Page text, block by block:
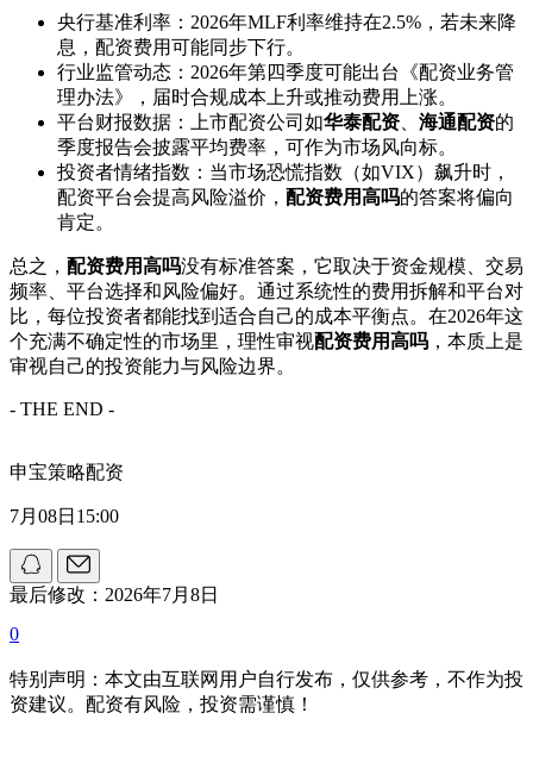
央行基准利率：2026年MLF利率维持在2.5%，若未来降
息，配资费用可能同步下行。
行业监管动态：2026年第四季度可能出台《配资业务管
理办法》，届时合规成本上升或推动费用上涨。
平台财报数据：上市配资公司如华泰配资 海通配资的
季度报告会披露平均费率，可作为市场风向标。
投资者情绪指数：当市场恐慌指数（如VIX）飙升时，
配资平台会提高风险溢价， 配资费用高吗的答案将偏向
肯定。
总之， 配资费用高吗没有标准答案，它取决于资金规模、交易
频率、平台选择和风险偏好。通过系统性的费用拆解和平台对
比，每位投资者都能找到适合自己的成本平衡点。在2026年这
个充满不确定性的市场里，理性审视配资费用高吗 ，本质上是
审视自己的投资能力与风险边界。
- THE END -
申宝策略配资
7月08日15:00
最后修改：2026年7月8日
0
特别声明：本文由互联网用户自行发布，仅供参考，不作为投
资建议。配资有风险，投资需谨慎！